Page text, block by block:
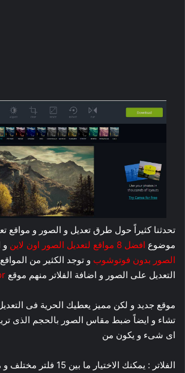
تحدثنا كثيراً حول طرق تعديل و الصور و مواقع
موضوع افضل 8 مواقع لتعديل الصور اون لاين و
الصور بدون فوتوشوب و توجد الكثير من
التعديل على الصور و اضافة الفلاتر منهم موقع
موقع جديد و لكن مميز يعطيك الحرية فى
تشاء و ايضاً ضبط مقاس الصور بالحجم الذى
اى شىء و يكون من
الفلاتر : يمكنك الاختيار